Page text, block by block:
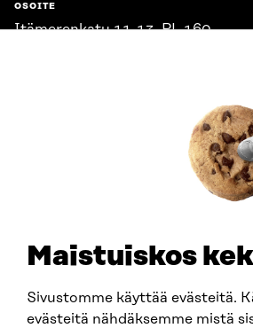
Maistuiskos
Sivustomme käyttää evästeitä.
evästeitä nähdäksemme mistä
OSOITE
Itämerenkatu 11-13, PL 160,
SITRA SOSIAALISESSA MEDIASSA